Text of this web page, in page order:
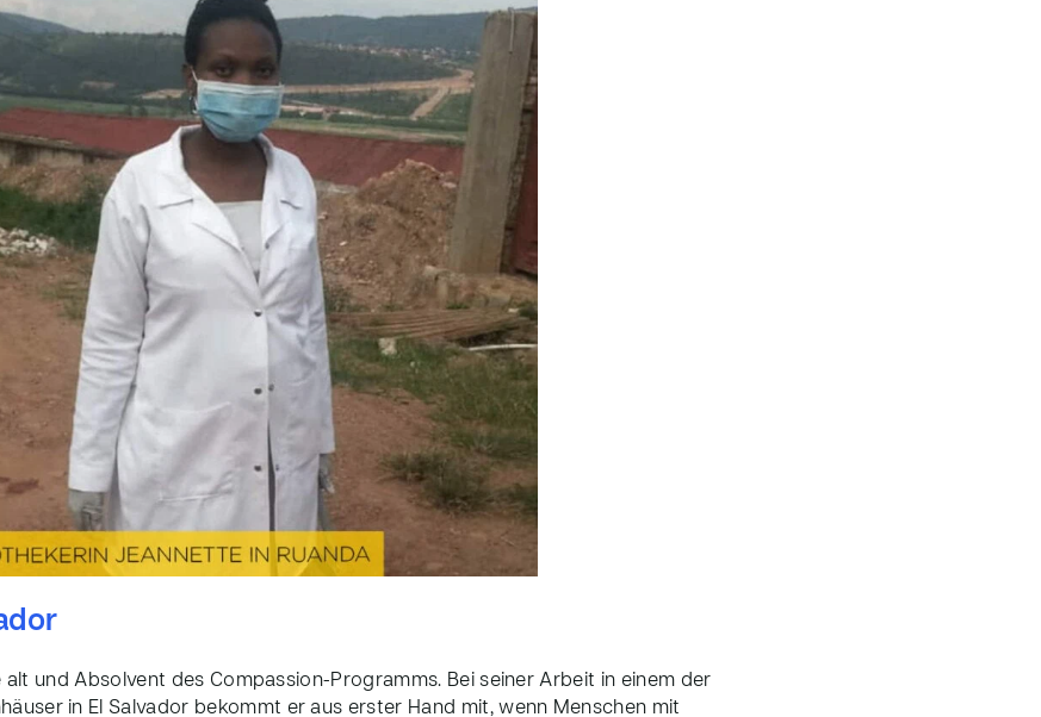
alt und Absolvent des Compassion-Programms. Bei seiner Arbeit in einem der
in El Salvador bekommt er aus erster Hand mit, wenn Menschen mit